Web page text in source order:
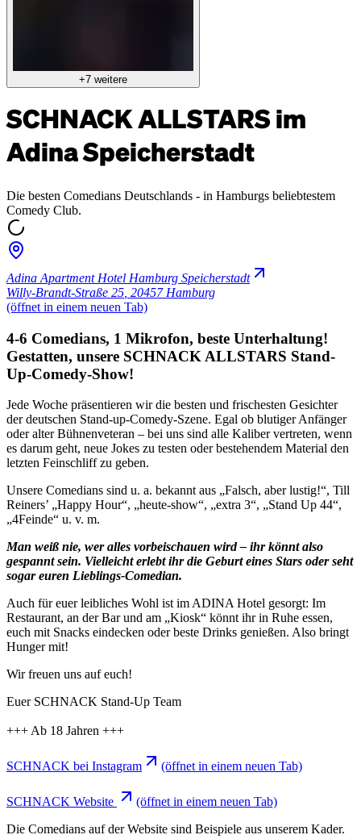
+7 weitere
SCHNACK ALLSTARS im
Adina Speicherstadt
Die besten Comedians Deutschlands - in Hamburgs beliebtestem
Comedy Club.
Adina Apartment Hotel Hamburg Speicherstadt
Willy-Brandt-Straße 25 20457 Hamburg
(öffnet in einem neuen Tab)
4-6 Comedians, 1 Mikrofon, beste Unterhaltung!
Gestatten, unsere SCHNACK ALLSTARS Stand-
Up-Comedy-Show!
Jede Woche präsentieren wir die besten und frischesten Gesichter
der deutschen Stand-up-Comedy-Szene. Egal ob blutiger Anfänger
oder alter Bühnenveteran – bei uns sind alle Kaliber vertreten, wenn
es darum geht, neue Jokes zu testen oder bestehendem Material den
letzten Feinschliff zu geben.
Unsere Comedians sind u. a. bekannt aus „Falsch, aber lustig!“, Till
Reiners’ „Happy Hour“, „heute-show“, „extra 3“, „Stand Up 44“,
„4Feinde“ u. v. m.
Man weiß nie, wer alles vorbeischauen wird – ihr könnt also
gespannt sein. Vielleicht erlebt ihr die Geburt eines Stars oder seht
sogar euren Lieblings-Comedian.
Auch für euer leibliches Wohl ist im ADINA Hotel gesorgt: Im
Restaurant, an der Bar und am „Kiosk“ könnt ihr in Ruhe essen,
euch mit Snacks eindecken oder beste Drinks genießen. Also bringt
Hunger mit!
Wir freuen uns auf euch!
Euer SCHNACK Stand-Up Team
+++ Ab 18 Jahren +++
SCHNACK bei Instagram (öffnet in einem neuen Tab)
SCHNACK Website
(öffnet in einem neuen Tab)
Die Comedians auf der Website sind Beispiele aus unserem Kader.